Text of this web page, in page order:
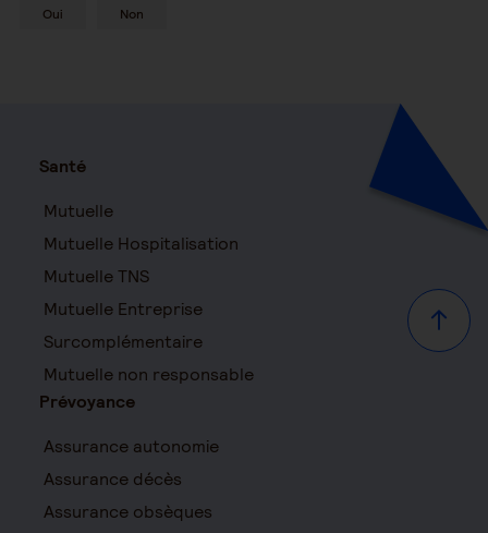
Oui Non
Haut
Santé
Mutuelle
Mutuelle Hospitalisation
Mutuelle TNS
Mutuelle Entreprise
Surcomplémentaire
Mutuelle non responsable
Prévoyance
Assurance autonomie
Assurance décès
Assurance obsèques